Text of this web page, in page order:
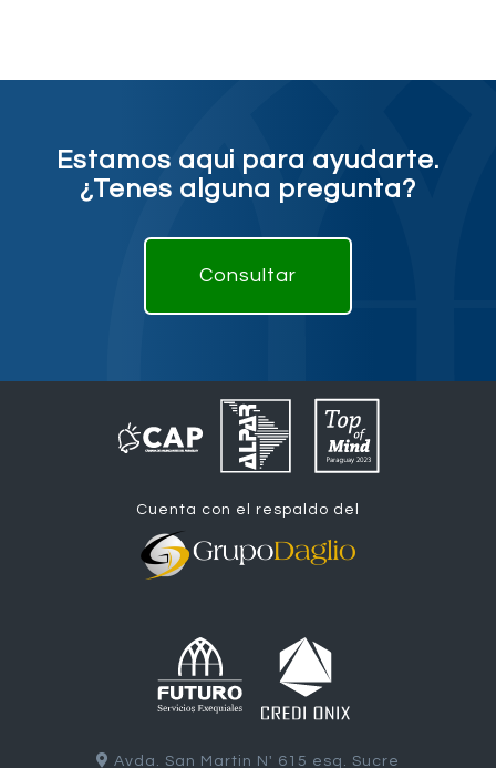
Estamos aqui para ayudarte.
¿Tenes alguna pregunta?
Consultar
Cuenta con el respaldo del
Avda. San Martin N' 615 esq. Sucre